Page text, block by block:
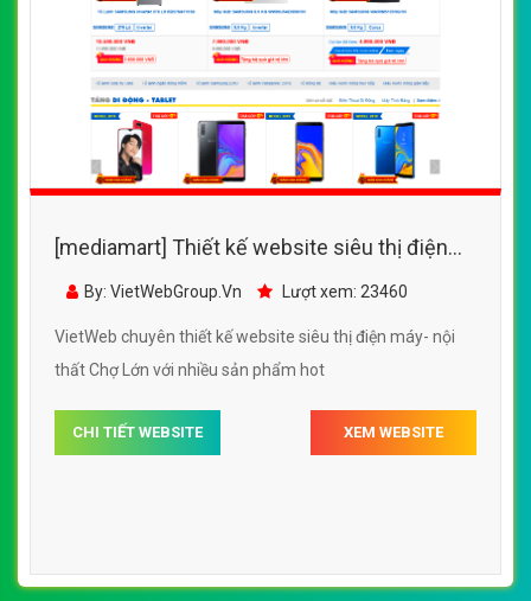
[mediamart] Thiết kế website siêu thị điện
máy- nội thất Chợ Lớn
By: VietWebGroup.Vn Lượt xem: 23460
VietWeb chuyên thiết kế website siêu thị điện máy- nội
thất Chợ Lớn với nhiều sản phẩm hot
CHI TIẾT WEBSITE XEM WEBSITE